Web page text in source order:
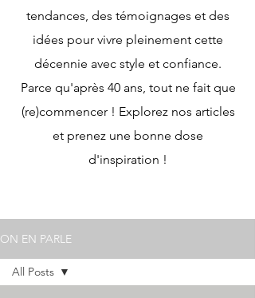
tendances, des témoignages et des
idées pour vivre pleinement cette
décennie avec style et confiance.
Parce qu'après 40 ans, tout ne fait que
(re)commencer ! Explorez nos articles
et prenez une bonne dose
d'inspiration !
ON EN PARLE
All Posts